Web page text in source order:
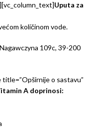
Uputa za
količinom vode.
109c, 39-200
o sastavu”
A doprinosi: